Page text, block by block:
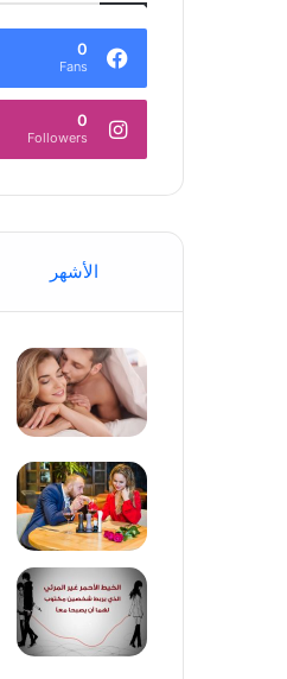
0
Fans
0
Followers
الأشهر